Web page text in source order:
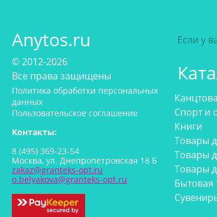
Anytos.ru
© 2012-2026
Все права защищены
Политика обработки персональных
данных
Пользовательское соглашение
Контакты:
8 (495) 369-23-54
Москва, ул. Днепропетровская 18 Б
zakaz@granteks-opt.ru
o.belyakova@granteks-opt.ru
Если у
Спорт и
Книги
Товары
Товары
Товары
Бытовая